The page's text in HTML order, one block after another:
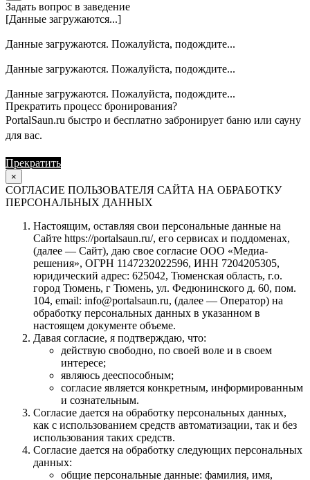
Задать вопрос в заведение
[Данные загружаются...]
Данные загружаются. Пожалуйста, подождите...
Данные загружаются. Пожалуйста, подождите...
Данные загружаются. Пожалуйста, подождите...
Прекратить процесс бронирования?
PortalSaun.ru быстро и бесплатно забронирует баню или сауну
для вас.
Прекратить
×
СОГЛАСИЕ ПОЛЬЗОВАТЕЛЯ САЙТА НА ОБРАБОТКУ
ПЕРСОНАЛЬНЫХ ДАННЫХ
Настоящим, оставляя свои персональные данные на
Сайте https://portalsaun.ru/, его сервисах и поддоменах,
(далее — Сайт), даю свое согласие ООО «Медиа-
решения», ОГРН 1147232022596, ИНН 7204205305,
юридический адрес: 625042, Тюменская область, г.о.
город Тюмень, г Тюмень, ул. Федюнинского д. 60, пом.
104, email: info@portalsaun.ru, (далее — Оператор) на
обработку персональных данных в указанном в
настоящем документе объеме.
Давая согласие, я подтверждаю, что:
действую свободно, по своей воле и в своем
интересе;
являюсь дееспособным;
согласие является конкретным, информированным
и сознательным.
Согласие дается на обработку персональных данных,
как с использованием средств автоматизации, так и без
использования таких средств.
Согласие дается на обработку следующих персональных
данных:
общие персональные данные: фамилия, имя,